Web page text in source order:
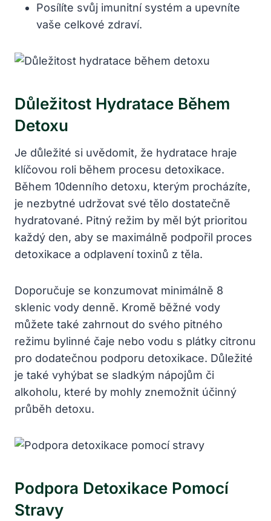
Posílíte svůj imunitní systém a upevníte
vaše celkové zdraví.
Důležitost‍ Hydratace Během⁣
Detoxu
Je důležité si‍ uvědomit, že hydratace hraje
klíčovou roli během procesu detoxikace.
⁤Během ⁤10denního detoxu, kterým procházíte,‌
je nezbytné udržovat své ‍tělo dostatečně
hydratované. ​Pitný režim by měl být prioritou
každý den, aby ⁢se maximálně podpořil proces
detoxikace a odplavení toxinů z těla.
Doporučuje⁤ se konzumovat minimálně 8
sklenic vody denně. Kromě běžné vody‍
můžete také zahrnout do‍ svého pitného
režimu bylinné čaje nebo vodu s⁢ plátky citronu
pro dodatečnou podporu detoxikace.⁤ Důležité
je také vyhýbat se​ sladkým nápojům či
alkoholu, ​které by mohly znemožnit​ účinný
průběh detoxu.
Podpora​ Detoxikace Pomocí‍
Stravy